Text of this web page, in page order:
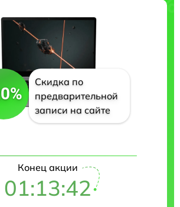
Скидка по
предварительной
записи на сайте
Конец акции
01:13:41